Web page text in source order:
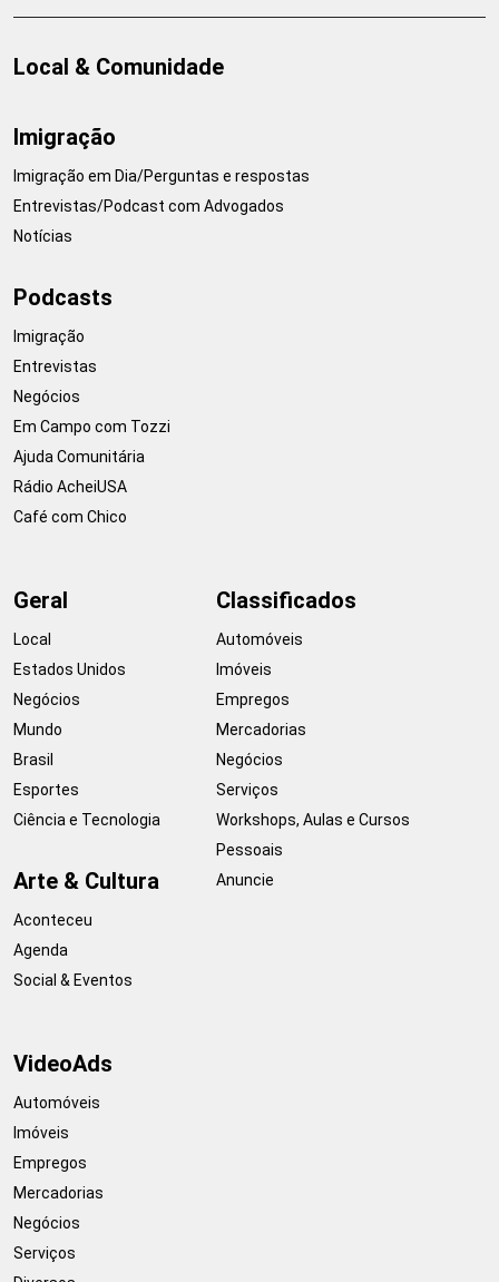
Local & Comunidade
Imigração
Imigração em Dia/Perguntas e respostas
Entrevistas/Podcast com Advogados
Notícias
Podcasts
Imigração
Entrevistas
Negócios
Em Campo com Tozzi
Ajuda Comunitária
Rádio AcheiUSA
Café com Chico
Geral
Local
Estados Unidos
Negócios
Mundo
Brasil
Esportes
Ciência e Tecnologia
Arte & Cultura
Aconteceu
Agenda
Social & Eventos
Classificados
Automóveis
Imóveis
Empregos
Mercadorias
Negócios
Serviços
Workshops, Aulas e Cursos
Pessoais
Anuncie
VideoAds
Automóveis
Imóveis
Empregos
Mercadorias
Negócios
Serviços